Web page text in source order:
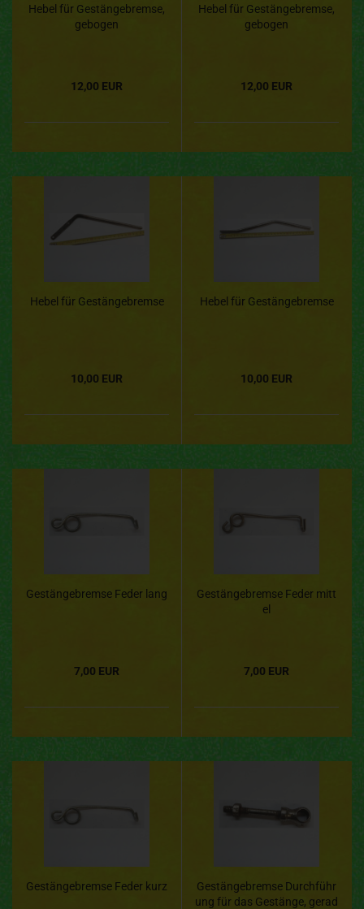
Hebel für Gestängebremse,
gebogen
12,00 EUR
Hebel für Gestängebremse,
gebogen
12,00 EUR
Hebel für Gestängebremse
10,00 EUR
Hebel für Gestängebremse
10,00 EUR
Gestängebremse Feder lang
7,00 EUR
Gestängebremse Feder mitt
el
7,00 EUR
Gestängebremse Feder kurz
Gestängebremse Durchführ
ung für das Gestänge, gerad